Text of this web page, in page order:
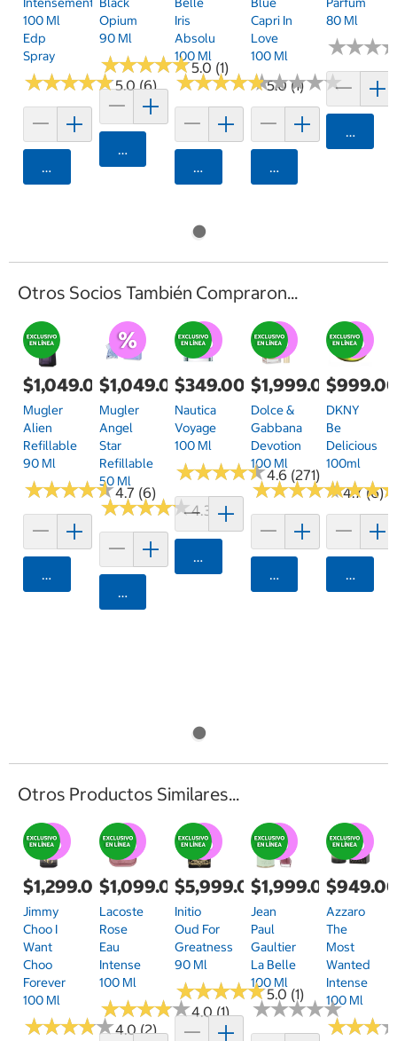
100 Ml
Edp
Spray
★★★★★
★★★★★5.0 (6)
Agregar
Opium
90 Ml
★★★★★
★★★★★5.0 (1)
Agregar
Iris
Absolu
100 Ml
★★★★★
★★★★★5.0 (1)
Agregar
Capri In
Love
100 Ml
★★★★★
★★★★★
Agregar
80 Ml
★★★
★★★
Otros Socios También Compraron...
$1,049.00
Mugler
Alien
Refillable
90 Ml
★★★★★
★★★★★4.7 (6)
Agregar
$1,049.00
Mugler
Angel
Star
Refillable
50 Ml
★★★★★
★★★★★4.3 (3)
Agregar
$349.00
Nautica
Voyage
100 Ml
★★★★★
★★★★★4.6 (271)
Agregar
$1,999.00
Dolce &
Gabbana
Devotion
100 Ml
★★★★★
★★★★★4.7 (6)
Agregar
DKNY
Be
Delicious
100ml
★★★
★★★
Otros Productos Similares...
$1,299.00
Jimmy
Choo I
Want
Choo
Forever
100 Ml
★★★★★
★★★★★4.0 (2)
$1,099.00
Lacoste
Rose
Eau
Intense
100 Ml
★★★★★
★★★★★4.0 (1)
$5,999.00
Initio
Oud For
Greatness
90 Ml
★★★★★
★★★★★5.0 (1)
$1,999.00
Jean
Paul
Gaultier
La Belle
100 Ml
★★★★★
★★★★★
Azzaro
The
Most
Wanted
Intense
100 Ml
★★★
★★★